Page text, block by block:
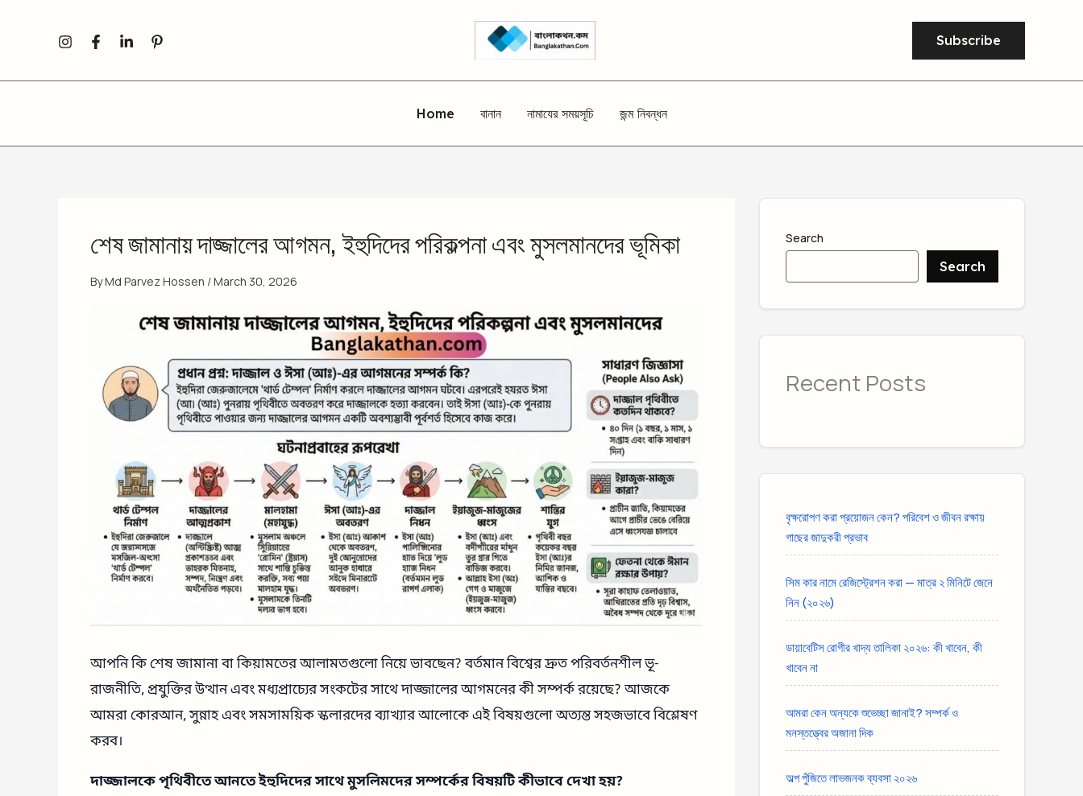
Subscribe
Home বানান নামাযের সময়সূচি জন্ম নিবন্ধন
শেষ জামানায় দাজ্জালের আগমন, ইহুদিদের পরিকল্পনা এবং মুসলমানদের ভূমিকা
ByMd Parvez Hossen /March 30, 2026
আপনি কি শেষ জামানা বা কিয়ামতের আলামতগুলো নিয়ে ভাবছেন? বর্তমান বিশ্বের দ্রুত পরিবর্তনশীল ভূ-
রাজনীতি, প্রযুক্তির উত্থান এবং মধ্যপ্রাচ্যের সংকটের সাথে দাজ্জালের আগমনের কী সম্পর্ক রয়েছে? আজকে
আমরা কোরআন, সুন্নাহ এবং সমসাময়িক স্কলারদের ব্যাখ্যার আলোকে এই বিষয়গুলো অত্যন্ত সহজভাবে বিশ্লেষণ
করব।
দাজ্জালকে পৃথিবীতে আনতে ইহুদিদের সাথে মুসলিমদের সম্পর্কের বিষয়টি কীভাবে দেখা হয়?
Search
Search
Recent Posts
বৃক্ষরোপণ করা প্রয়োজন কেন? পরিবেশ ও জীবন রক্ষায়
গাছের জাদুকরী প্রভাব
সিম কার নামে রেজিস্ট্রেশন করা — মাত্র ২ মিনিটে জেনে
নিন (২০২৬)
ডায়াবেটিস রোগীর খাদ্য তালিকা ২০২৬: কী খাবেন, কী
খাবেন না
আমরা কেন অন্যকে শুভেচ্ছা জানাই? সম্পর্ক ও
মনস্তত্ত্বের অজানা দিক
অল্প পুঁজিতে লাভজনক ব্যবসা ২০২৬